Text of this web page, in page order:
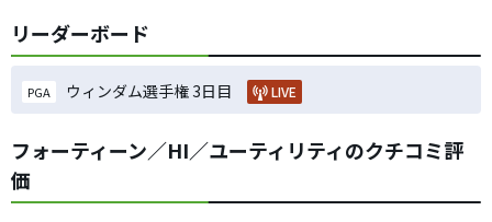
リーダーボード
PGA ウィンダム選手権 3日目 LIVE
フォーティーン／HI／ユーティリティのクチコミ評
価